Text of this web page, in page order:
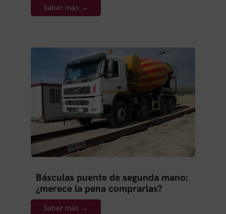
Saber más →
Básculas puente de segunda mano:
¿merece la pena comprarlas?
Saber más →